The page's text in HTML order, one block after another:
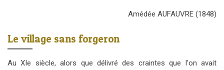
Amédée AUFAUVRE (1848)
Le village sans forgeron
Au XIe siècle, alors que délivré des craintes que l'on avait